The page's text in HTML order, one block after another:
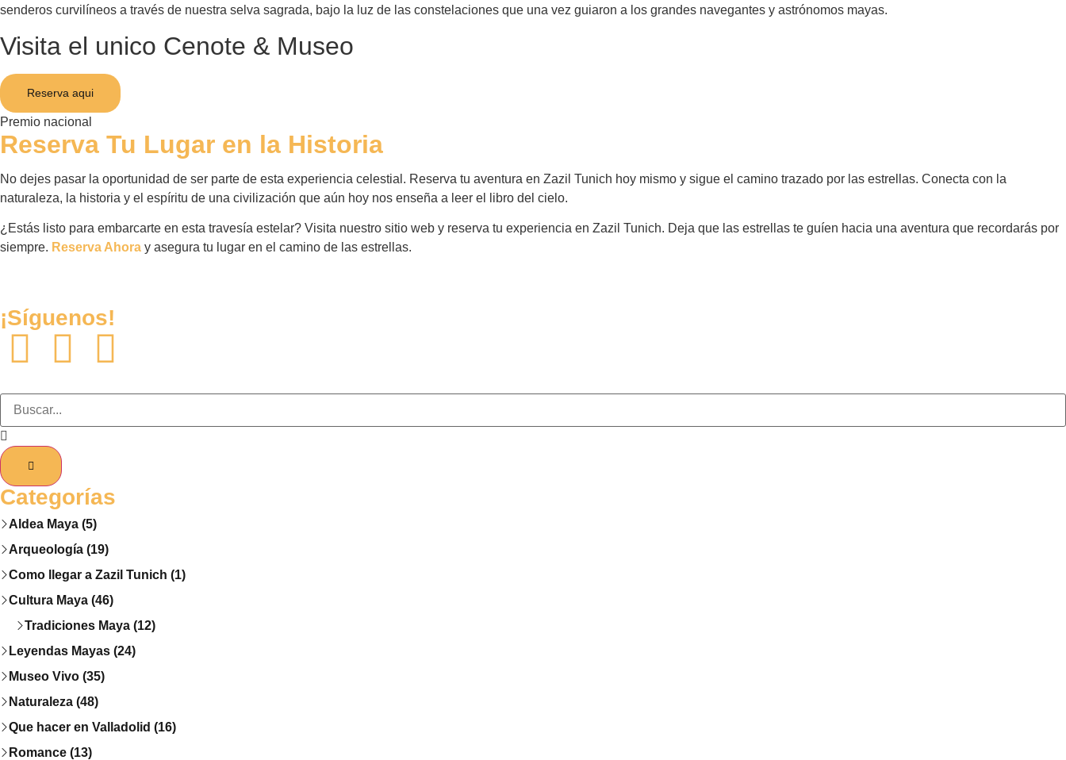
senderos curvilíneos a través de nuestra selva sagrada, bajo la luz de las constelaciones que una vez guiaron a los grandes navegantes y astrónomos mayas.
Visita el unico Cenote & Museo
Reserva aqui
Premio nacional
Reserva Tu Lugar en la Historia
No dejes pasar la oportunidad de ser parte de esta experiencia celestial. Reserva tu aventura en Zazil Tunich hoy mismo y sigue el camino trazado por las estrellas. Conecta con la
naturaleza, la historia y el espíritu de una civilización que aún hoy nos enseña a leer el libro del cielo.
¿Estás listo para embarcarte en esta travesía estelar? Visita nuestro sitio web y reserva tu experiencia en Zazil Tunich. Deja que las estrellas te guíen hacia una aventura que recordarás por
siempre. Reserva Ahora y asegura tu lugar en el camino de las estrellas.
¡Síguenos!
Categorías
Aldea Maya (5)
Arqueología (19)
Como llegar a Zazil Tunich (1)
Cultura Maya (46)
Tradiciones Maya (12)
Leyendas Mayas (24)
Museo Vivo (35)
Naturaleza (48)
Que hacer en Valladolid (16)
Romance (13)